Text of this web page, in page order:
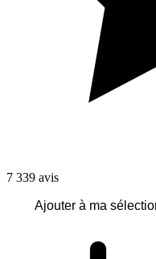
7 339 avis
Ajouter à ma